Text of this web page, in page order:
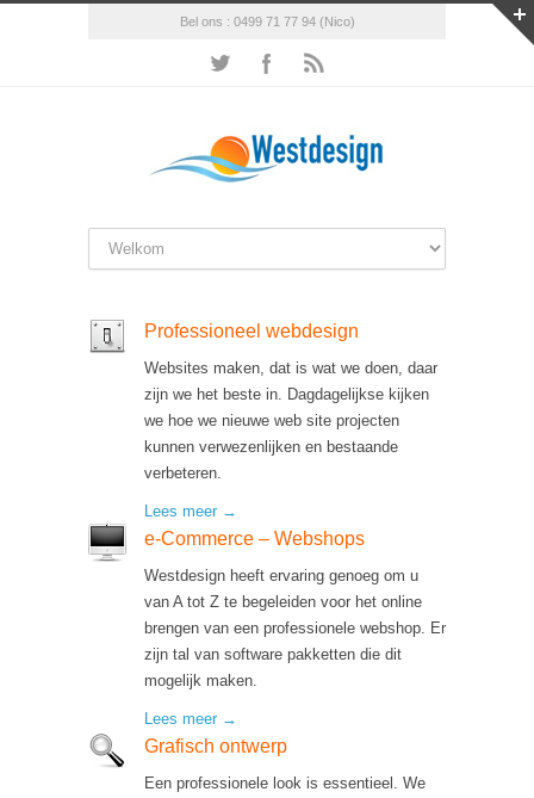
Bel ons : 0499 71 77 94 (Nico)
Professioneel webdesign
Websites maken, dat is wat we doen, daar
zijn we het beste in. Dagdagelijkse kijken
we hoe we nieuwe web site projecten
kunnen verwezenlijken en bestaande
verbeteren.
Lees meer →
e-Commerce – Webshops
Westdesign heeft ervaring genoeg om u
van A tot Z te begeleiden voor het online
brengen van een professionele webshop. Er
zijn tal van software pakketten die dit
mogelijk maken.
Lees meer →
Grafisch ontwerp
Een professionele look is essentieel. We